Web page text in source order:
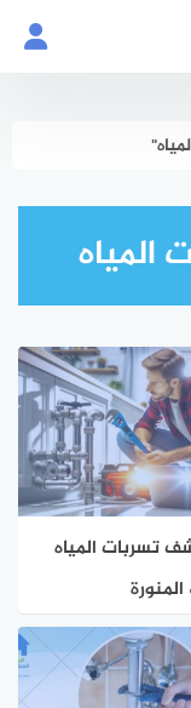
تسربات المياه